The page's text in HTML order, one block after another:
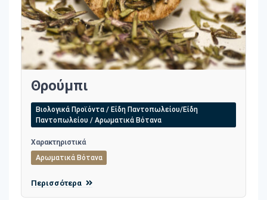
Θρούμπι
Βιολογικά Προϊόντα / Είδη Παντοπωλείου/Είδη
Παντοπωλείου / Αρωματικά Βότανα
Χαρακτηριστικά
Αρωματικά Βότανα
Περισσότερα